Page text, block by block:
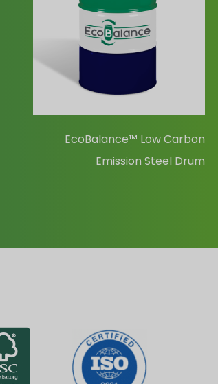
EcoBalance™ Low Carbon
Emission Steel Drum